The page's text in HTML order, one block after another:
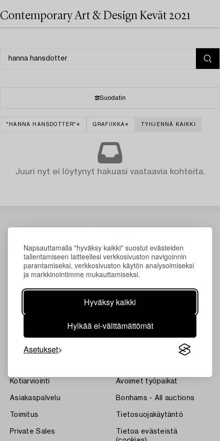
Napsauttamalla "hyväksy kaikki" suostut evästeiden
tallentamiseen laitteellesi verkkosivuston navigoinnin
parantamiseksi, verkkosivuston käytön analysoimiseksi
ja markkinointimme mukauttamiseksi.
Hyväksy kaikki
Hylkää ei-välttämättömät
Asetukset
Contemporary Art & Design Kevät 2021
Suodatin
"HANNA HANSDOTTER" GRAFIIKKA TYHJENNÄ KAIKKI
Juuri nyt ei löytynyt hakuasi vastaavia kohteita.
Tulokset
Kotiarviointi
Asiakaspalvelu
Toimitus
Private Sales
Ehdot
Bukipedia
Systembolaget's Wine and
Avoimet työpaikat
Bonhams - All auctions
Tietosuojakäytäntö
Tietoa evästeistä